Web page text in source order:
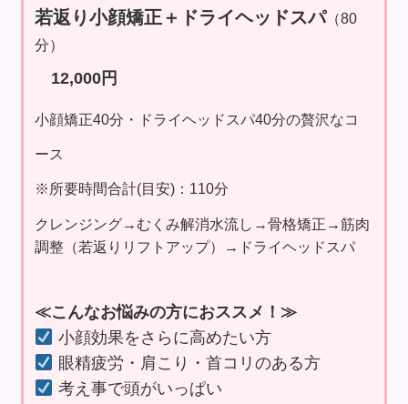
若返り小顔矯正＋ドライヘッドスパ（80
分）
12,000円
小顔矯正40分・ドライヘッドスパ40分の贅沢なコ
ース
※所要時間合計(目安)：110分
クレンジング→むくみ解消水流し→骨格矯正→筋肉
調整（若返りリフトアップ）→ドライヘッドスパ
≪こんなお悩みの方におススメ！≫
小顔効果をさらに高めたい方
眼精疲労・肩こり・首コリのある方
考え事で頭がいっぱい